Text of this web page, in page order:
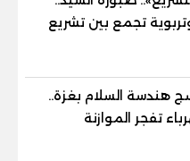
تجمع بين تشريع
لبناء الإنسان
هندسة السلام بغزة..
تفجر الموازنة